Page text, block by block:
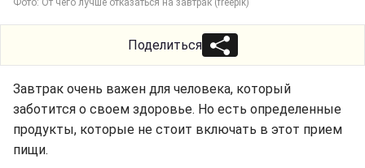
Фото: От чего лучше отказаться на завтрак (freepik)
Поделиться
Завтрак очень важен для человека, который
заботится о своем здоровье. Но есть определенные
продукты, которые не стоит включать в этот прием
пищи.